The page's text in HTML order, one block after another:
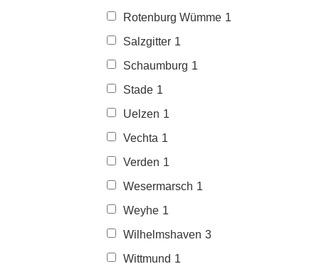
Rotenburg Wümme 1
Salzgitter 1
Schaumburg 1
Stade 1
Uelzen 1
Vechta 1
Verden 1
Wesermarsch 1
Weyhe 1
Wilhelmshaven 3
Wittmund 1